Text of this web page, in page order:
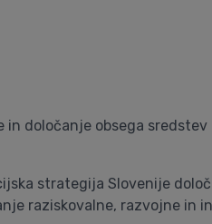
in določanje obsega
strategija Slovenije
raziskovalne, razvojne in